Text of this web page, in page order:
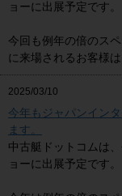
ョーに出展予定です。
今回も例年の倍のス
に来場されるお客様
2025/03/10
今年もジャパンイン
ます。
中古艇ドットコムは
ョーに出展予定です。